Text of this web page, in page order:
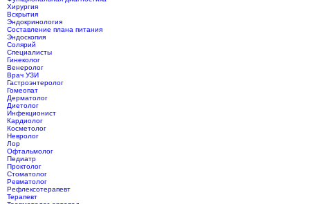
Хирургия
Вскрытия
Эндокринология
Составление плана питания
Эндоскопия
Солярий
Специалисты
Гинеколог
Венеролог
Врач УЗИ
Гастроэнтеролог
Гомеопат
Дерматолог
Диетолог
Инфекционист
Кардиолог
Косметолог
Невролог
Лор
Офтальмолог
Педиатр
Проктолог
Стоматолог
Ревматолог
Рефлексотерапевт
Терапевт